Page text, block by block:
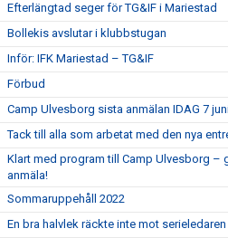
Efterlängtad seger för TG&IF i Mariestad
Bollekis avslutar i klubbstugan
Inför: IFK Mariestad – TG&IF
Förbud
Camp Ulvesborg sista anmälan IDAG 7
Tack till alla som arbetat med den nya
Klart med program till Camp Ulvesborg –
anmäla!
Sommaruppehåll 2022
En bra halvlek räckte inte mot serieledaren